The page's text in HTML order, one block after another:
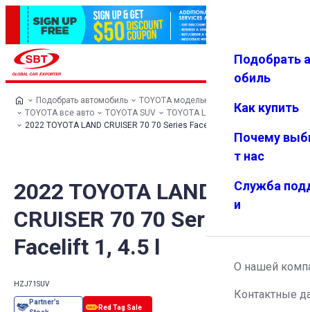
Избранн
Меню
Подобрать
обиль
Как купить
Почему
т нас
Служба
и
О нашей
Контактные
Подобрать автомобиль
TOYOTA модельный ряд
TOYOTA все авто
TOYOTA SUV
TOYOTA LAND CRUISER 70
2022 TOYOTA LAND CRUISER 70 70 Series Facelift 1, 4.5 l
2022 TOYOTA LAND
CRUISER 70 70 Series
Facelift 1, 4.5 l
HZJ71 SUV